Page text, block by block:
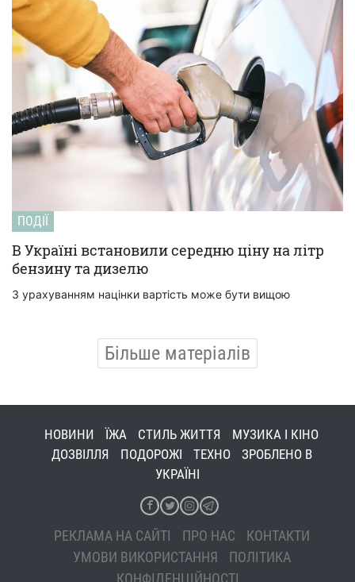
ПОДІЇ
В Україні встановили середню ціну на літр
бензину та дизелю
З урахуванням націнки вартість може бути вищою
Більше матеріалів
НОВИНИ ЇЖА СТИЛЬ ЖИТТЯ
МУЗИКА І КІНО
ДОЗВІЛЛЯ
ПОДОРОЖІ ТЕХНО
ЗРОБЛЕНО В
УКРАЇНІ
РЕКЛАМА НА САЙТІ ПРО НАС
КОНТАКТИ
УМОВИ ВИКОРИСТАННЯ
ПОЛІТИКА